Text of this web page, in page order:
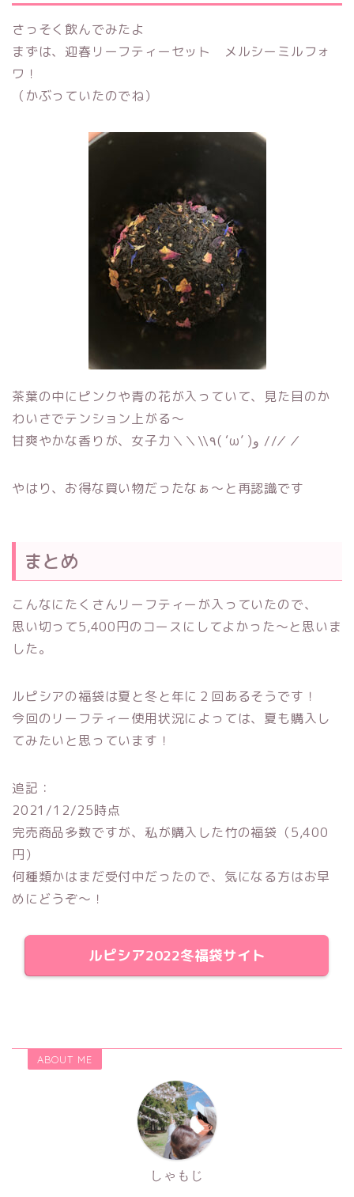
さっそく飲んでみたよ
まずは、迎春リーフティーセット メルシーミルフォ
ワ！
（かぶっていたのでね）
茶葉の中にピンクや青の花が入っていて、見た目のか
わいさでテンション上がる〜
甘爽やかな香りが、女子力＼＼\\٩( ‘ω’ )و //／／
やはり、お得な買い物だったなぁ〜と再認識です
まとめ
こんなにたくさんリーフティーが入っていたので、
思い切って5,400円のコースにしてよかった〜と思いま
した。
ルピシアの福袋は夏と冬と年に２回あるそうです！
今回のリーフティー使用状況によっては、夏も購入し
てみたいと思っています！
追記：
2021/12/25時点
完売商品多数ですが、私が購入した竹の福袋（5,400
円）
何種類かはまだ受付中だったので、気になる方はお早
めにどうぞ〜！
ルピシア2022冬福袋サイト
ABOUT ME
しゃもじ